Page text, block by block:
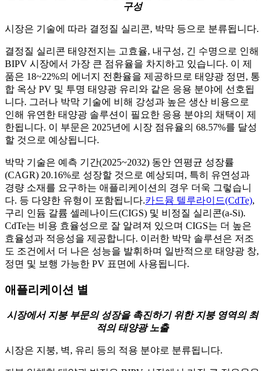
구성
시장은 기술에 따라 결정질 실리콘, 박막 등으로 분류됩니다.
결정질 실리콘 태양전지는 고효율, 내구성, 긴 수명으로 인해
BIPV 시장에서 가장 큰 점유율을 차지하고 있습니다. 이 제
품은 18~22%의 에너지 전환율을 제공하므로 태양광 정면, 통
합 옥상 PV 및 투명 태양광 유리와 같은 응용 분야에 선호됩
니다. 그러나 박막 기술에 비해 강성과 높은 생산 비용으로
인해 유연한 태양광 솔루션이 필요한 응용 분야의 채택이 제
한됩니다. 이 부문은 2025년에 시장 점유율의 68.57%를 달성
할 것으로 예상됩니다.
박막 기술은 예측 기간(2025~2032) 동안 연평균 성장률
(CAGR) 20.16%로 성장할 것으로 예상되며, 특히 유연성과
경량 소재를 요구하는 애플리케이션의 경우 더욱 그렇습니
다. 등 다양한 유형이 포함됩니다.카드뮴 텔루라이드(CdTe),
구리 인듐 갈륨 셀레나이드(CIGS) 및 비정질 실리콘(a-Si).
CdTe는 비용 효율성으로 잘 알려져 있으며 CIGS는 더 높은
효율성과 적응성을 제공합니다. 이러한 박막 솔루션은 저조
도 조건에서 더 나은 성능을 발휘하며 일반적으로 태양광 창,
정면 및 보행 가능한 PV 표면에 사용됩니다.
애플리케이션 별
시장에서 지붕 부문의 성장을 촉진하기 위한 지붕 영역의 최
적의 태양광 노출
시장은 지붕, 벽, 유리 등의 적용 분야로 분류됩니다.